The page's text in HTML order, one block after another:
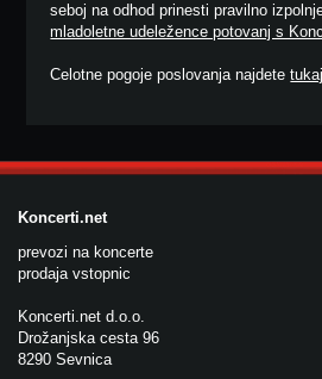
seboj na odhod prinesti pravilno
mladoletne udeležence potovanj s
Celotne pogoje poslovanja najdetetukaj
Koncerti.net
prevozi na koncerte
prodaja vstopnic
Koncerti.net d.o.o.
Drožanjska cesta 96
8290 Sevnica